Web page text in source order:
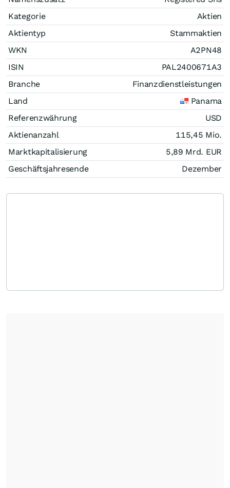
Kategorie
Aktien
Aktientyp
Stammaktien
WKN
A2PN48
ISIN
PAL2400671A3
Branche
Finanzdienstleistungen
Land
Panama
Referenzwährung
USD
Aktienanzahl
115,45 Mio.
Marktkapitalisierung
5,89 Mrd. EUR
Geschäftsjahresende
Dezember